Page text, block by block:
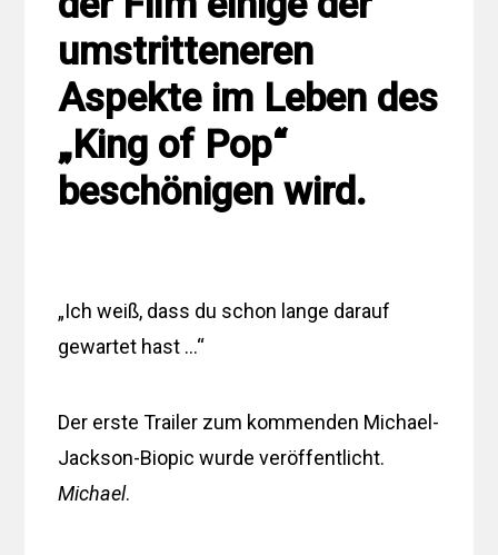
umstritteneren
Aspekte im Leben des
„King of Pop“
beschönigen wird.
„Ich weiß, dass du schon lange darauf
gewartet hast …“
Der erste Trailer zum kommenden Michael-
Jackson-Biopic wurde veröffentlicht.
Michael.